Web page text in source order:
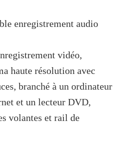
enregistrement audio
vidéo,
haute résolution avec
branché à un ordinateur
et un lecteur DVD,
volantes et rail de